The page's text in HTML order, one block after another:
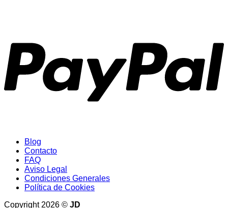
Blog
Contacto
FAQ
Aviso Legal
Condiciones Generales
Política de Cookies
Copyright 2026 © JD